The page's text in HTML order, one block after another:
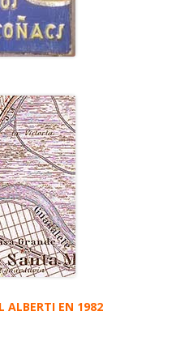
ALBERTI EN 1982